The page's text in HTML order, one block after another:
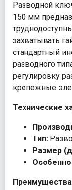
Разводной
150 мм
захватывать
стандартный
разводного
регулировку
крепежные
Технические
Тип:
Размер